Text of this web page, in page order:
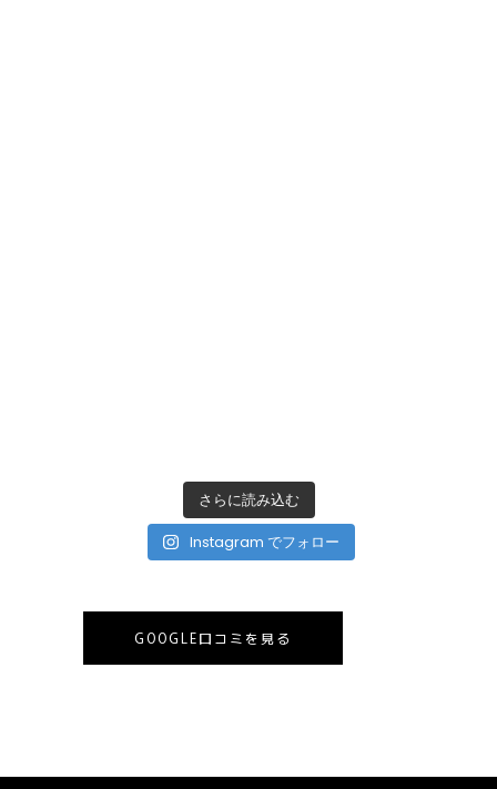
さらに読み込む
Instagram でフォロー
GOOGLE口コミを見る